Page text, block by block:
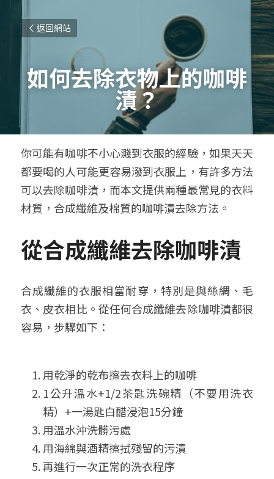
返回網站
如何去除衣物上的咖啡
漬？
你可能有咖啡不小心濺到衣服的經驗，如果天天
都要喝的人可能更容易潑到衣服上，有許多方法
可以去除咖啡漬，而本文提供兩種最常見的衣料
材質，合成纖維及棉質的咖啡漬去除方法。
從合成纖維去除咖啡漬
合成纖維的衣服相當耐穿，特別是與絲綢、毛
衣、皮衣相比。從任何合成纖維去除咖啡漬都很
容易，步驟如下：
用乾淨的乾布擦去衣料上的咖啡
1公升溫水+1/2茶匙洗碗精（不要用洗衣
精）+一湯匙白醋浸泡15分鐘
用溫水沖洗髒污處
用海綿與酒精擦拭殘留的污漬
再進行一次正常的洗衣程序